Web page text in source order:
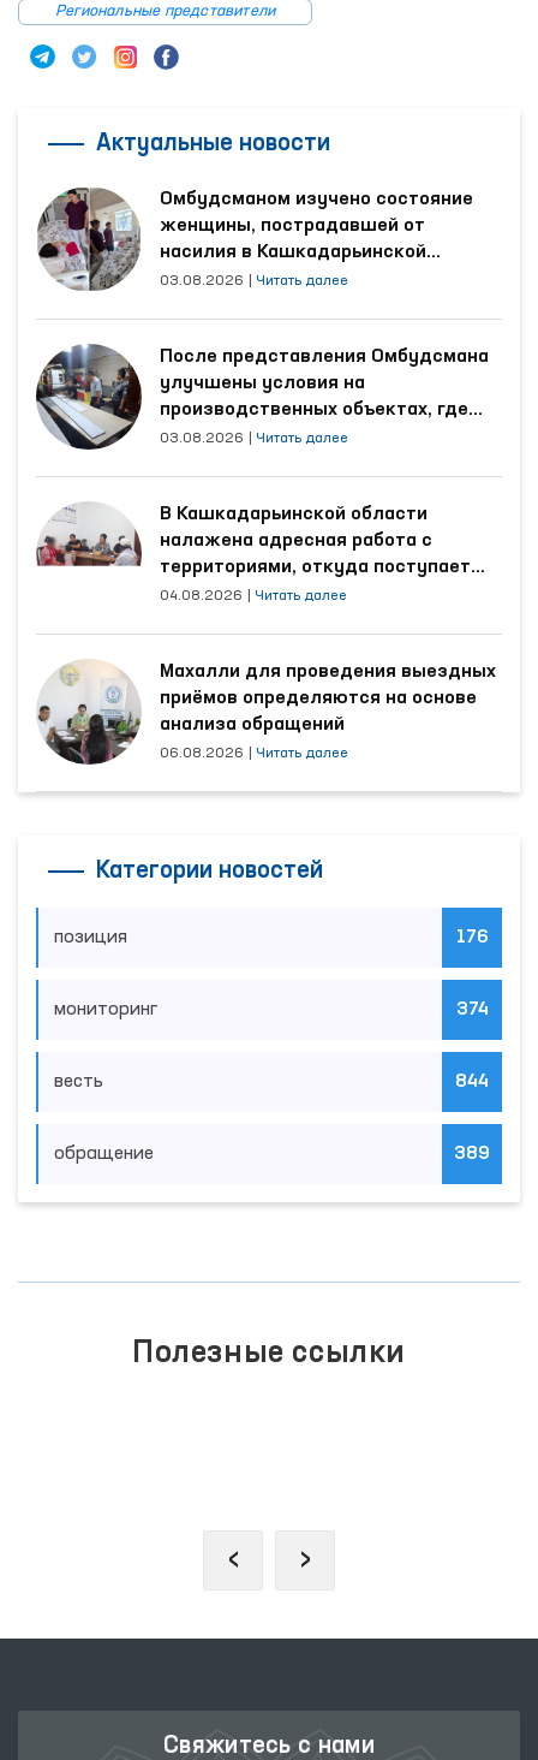
Региональные представители
Актуальные новости
Омбудсманом изучено состояние
женщины, пострадавшей от
насилия в Кашкадарьинской
области
03.08.2026 Читать далее
После представления Омбудсмана
улучшены условия на
производственных объектах, где
трудятся осуждённые
03.08.2026 Читать далее
В Кашкадарьинской области
налажена адресная работа с
территориями, откуда поступает
наибольшее количество обращений
04.08.2026 Читать далее
Махалли для проведения выездных
приёмов определяются на основе
анализа обращений
06.08.2026 Читать далее
Категории новостей
позиция 176
мониторинг 374
весть 844
обращение 389
Полезные ссылки
‹ ›
Свяжитесь с нами